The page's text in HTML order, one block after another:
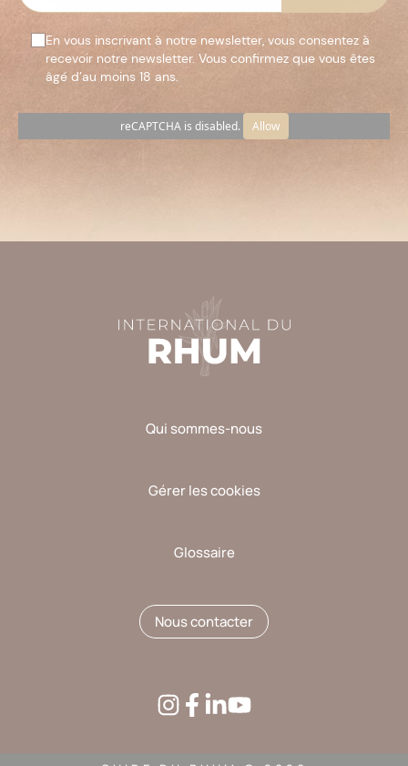
En vous inscrivant à notre newsletter, vous consentez à
recevoir notre newsletter. Vous confirmez que vous êtes
âgé d’au moins 18 ans.
reCAPTCHA is disabled. Allow
vide.
Qui sommes-nous
Gérer les cookies
Glossaire
Nous contacter